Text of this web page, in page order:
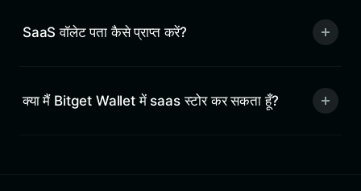
SaaS वॉलेट पता कैसे प्राप्त करें?
क्या मैं Bitget Wallet में saas स्टोर कर सकता हूँ?